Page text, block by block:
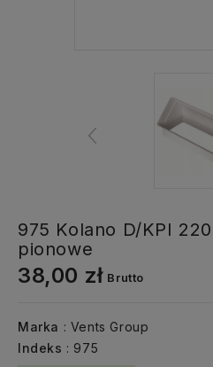
975 Kolano D/KPI
pionowe
38,00 zł Brutto
Marka : Vents Group
Indeks : 975